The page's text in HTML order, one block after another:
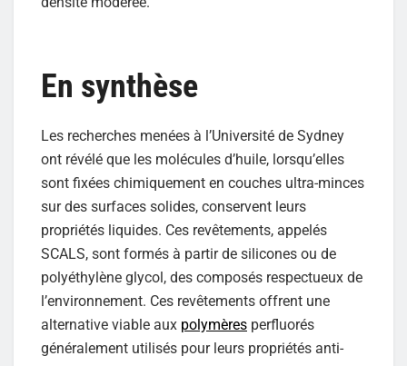
En synthèse
Les recherches menées à l’Université de Sydney
ont révélé que les molécules d’huile, lorsqu’elles
sont fixées chimiquement en couches ultra-minces
sur des surfaces solides, conservent leurs
propriétés liquides. Ces revêtements, appelés
SCALS, sont formés à partir de silicones ou de
polyéthylène glycol, des composés respectueux de
l’environnement. Ces revêtements offrent une
alternative viable aux polymères perfluorés
généralement utilisés pour leurs propriétés anti-